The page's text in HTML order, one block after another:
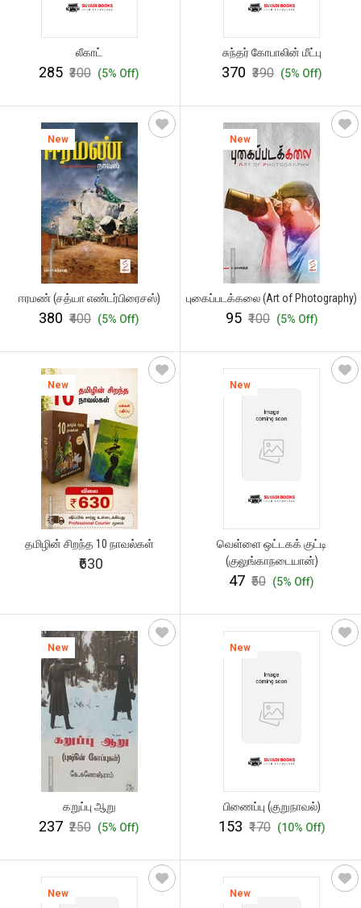
லீகாட்
₹285 ₹300 (5% Off)
சுந்தர் கோபாலின் மீட்பு
₹370 ₹390 (5% Off)
New
ஈரமண் (சத்யா எண்டர்பிரைசஸ்)
₹380 ₹400 (5% Off)
New
புகைப்படக்கலை (Art of Photography)
₹95 ₹100 (5% Off)
New
தமிழின் சிறந்த 10 நாவல்கள்
₹630
New
வெள்ளை ஒட்டகக் குட்டி
(குலுங்காநடையான்)
₹47 ₹50 (5% Off)
New
கறுப்பு ஆறு
₹237 ₹250 (5% Off)
New
பிணைப்பு (குறுநாவல்)
₹153 ₹170 (10% Off)
New New